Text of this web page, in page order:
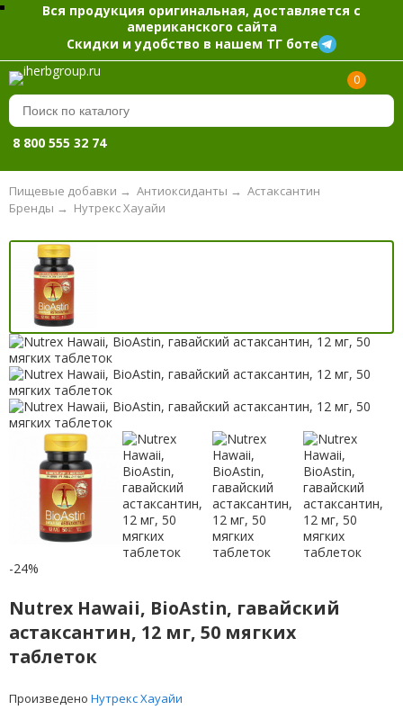
Вся продукция оригинальная, доставляется с
американского сайта
Скидки и удобство в нашем ТГ боте
0
8 800 555 32 74
Пищевые добавки → Антиоксиданты → Астаксантин
Нутрекс Хауайи
Бренды →
-24%
Nutrex Hawaii, BioAstin, гавайский
астаксантин, 12 мг, 50 мягких
таблеток
Произведено Нутрекс Хауайи